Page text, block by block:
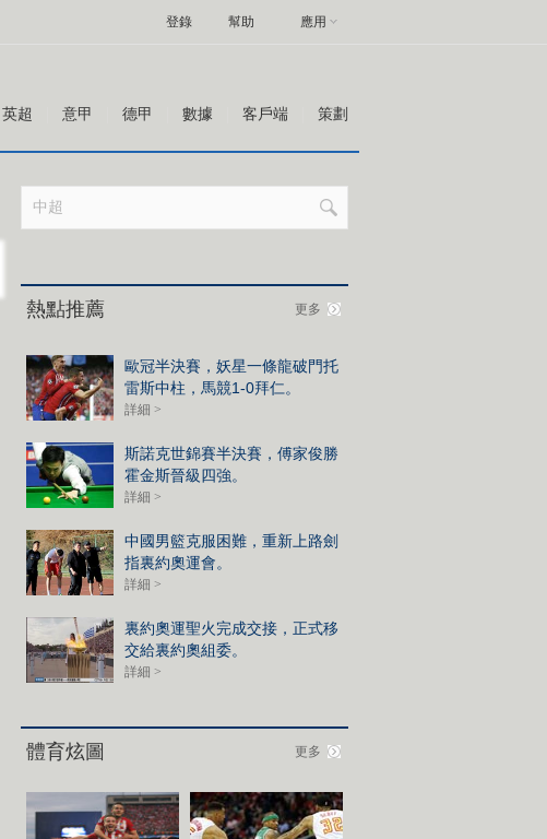
幫助 應用
登錄
英超 意甲 德甲 數據 客戶端 策劃
熱點推薦 更多
歐冠半決賽，妖星一條龍破門托
雷斯中柱，馬競1-0拜仁。
詳細 >
斯諾克世錦賽半決賽，傅家俊勝
霍金斯晉級四強。
詳細 >
中國男籃克服困難，重新上路劍
指裏約奧運會。
詳細 >
裏約奧運聖火完成交接，正式移
交給裏約奧組委。
詳細 >
體育炫圖 更多